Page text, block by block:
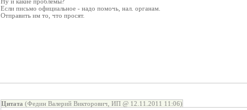
Если письмо официальное - надо помочь, нал. органам.
Отправить им то, что просят.
Цитата (Федин Валерий Викторович, ИП @ 12.11.2011 11:06)